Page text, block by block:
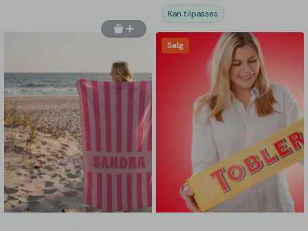
Kan tilpasses
Salg